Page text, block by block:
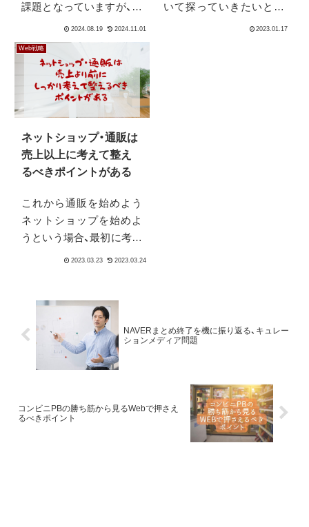
課題となっていますが、外
部に頼るのではなく自社
内で育成していくことが
重要です。しかしそれは
完全にインハウス化・内製
化するということではあ
りません。それは非現実
ず目指すべき崇...
いて探っていきたいと思
います。Web業界だけを
を増しているようです。
Web戦略
ネットショップ・通販は
売上以上に考えて整え
るべきポイントがある
これから通販を始めよう
ネットショップを始めよ
うという場合、最初に考え
い？」など売上についてで
はないでしょうか。しか
し他にも大事なことはあ
るのです。
NAVERまとめ終了を機に振り返る、キュレー
ションメディア問題
コンビニPBの勝ち筋から見るWebで押さえ
るべきポイント